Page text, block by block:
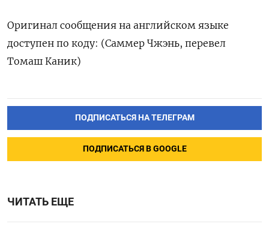
Оригинал сообщения на английском языке
доступен по коду: (Саммер Чжэнь, перевел
Томаш Каник)
ПОДПИСАТЬСЯ НА ТЕЛЕГРАМ
ПОДПИСАТЬСЯ В GOOGLE
ЧИТАТЬ ЕЩЕ